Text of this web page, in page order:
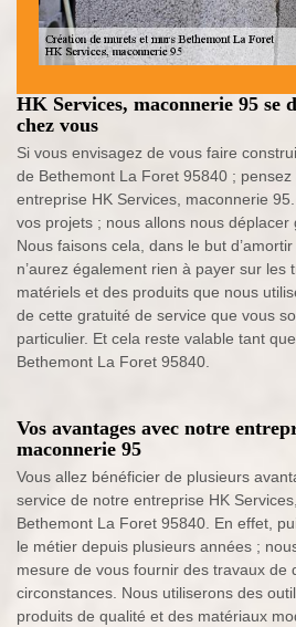
HK Services, maconnerie 95 se
chez vous
Si vous envisagez de vous faire
de Bethemont La Foret 95840 ;
entreprise HK Services, maconnerie
vos projets ; nous allons nous déplacer
Nous faisons cela, dans le but
n’aurez également rien à payer sur les
matériels et des produits que nous
de cette gratuité de service que vous
particulier. Et cela reste valable tant
Bethemont La Foret 95840.
Vos avantages avec notre
maconnerie 95
Vous allez bénéficier de plusieurs
service de notre entreprise HK
Bethemont La Foret 95840. En effet,
le métier depuis plusieurs années ;
mesure de vous fournir des travaux de
circonstances. Nous utiliserons des
produits de qualité et des matériaux